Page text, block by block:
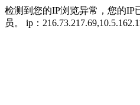
检测到您的IP浏览异常，您的IP
员。 ip：